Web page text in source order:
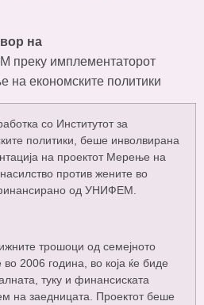
на
имплементаторот
на економските политики
со Институтот за
политики, беше инволвирана
на проектот Мерење на
против жените во
од УНИФЕМ.
трошоци од семејното
2006 година, во која ќе биде
туку и финансиската
на заедницата. Проектот беше